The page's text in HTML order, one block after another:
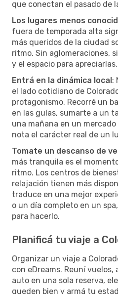
que conectan el pasado de
Los lugares menos
fuera de temporada alta
más queridos de la ciudad
ritmo. Sin aglomeraciones,
y el espacio para apreciarlas.
Entrá en la dinámica local:
el lado cotidiano de
protagonismo. Recorré un
en las guías, sumarte a un
una mañana en un
nota el carácter real de un
Tomate un descanso de
más tranquila es el
ritmo. Los centros de
relajación tienen más
traduce en una mejor
o un día completo en un
para hacerlo.
Planificá tu viaje a
Organizar un viaje a
con eDreams. Reuní
auto en una sola reserva,
queden bien y armá tu